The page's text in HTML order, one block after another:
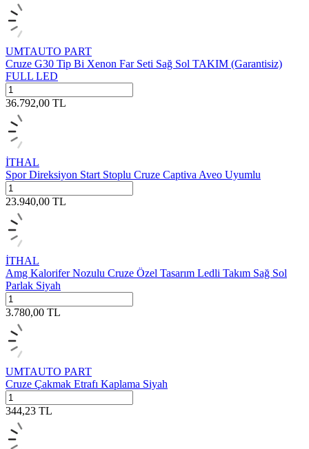
UMTAUTO PART
Cruze G30 Tip Bi Xenon Far Seti Sağ Sol TAKIM (Garantisiz)
FULL LED
36.792,00 TL
İTHAL
Spor Direksiyon Start Stoplu Cruze Captiva Aveo Uyumlu
23.940,00 TL
İTHAL
Amg Kalorifer Nozulu Cruze Özel Tasarım Ledli Takım Sağ Sol
Parlak Siyah
3.780,00 TL
UMTAUTO PART
Cruze Çakmak Etrafı Kaplama Siyah
344,23 TL